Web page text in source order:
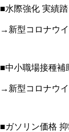
■水際強化 実績
→新型コロナウ
■中小職場接種補
→新型コロナウ
■ガソリン価格